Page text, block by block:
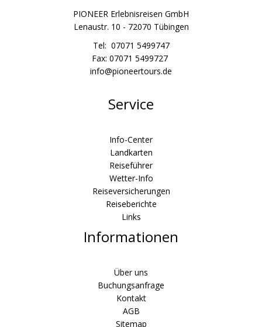
PIONEER Erlebnisreisen GmbH
Lenaustr. 10 - 72070 Tübingen
Tel: 07071 5499747
Fax: 07071 5499727
info@pioneertours.de
Service
Info-Center
Landkarten
Reiseführer
Wetter-Info
Reiseversicherungen
Reiseberichte
Links
Informationen
Über uns
Buchungsanfrage
Kontakt
AGB
Sitemap